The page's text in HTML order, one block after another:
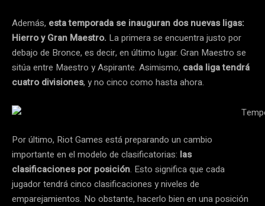
Además, esta temporada se inauguran dos nuevas ligas:
Hierro y Gran Maestro. La primera se encuentra justo por
debajo de Bronce, es decir, en último lugar. Gran Maestro se
sitúa entre Maestro y Aspirante. Asimismo, cada liga tendrá
cuatro divisiones, y no cinco como hasta ahora.
Por último, Riot Games está preparando un cambio
importante en el modelo de clasificatorias: las
clasificaciones por posición. Esto significa que cada
jugador tendrá cinco clasificaciones y niveles de
emparejamientos. No obstante, hacerlo bien en una posición